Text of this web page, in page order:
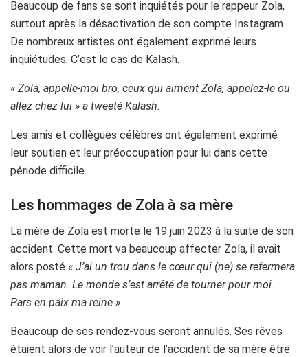
Beaucoup de fans se sont inquiétés pour le rappeur Zola,
surtout après la désactivation de son compte Instagram.
De nombreux artistes ont également exprimé leurs
inquiétudes. C’est le cas de Kalash.
« Zola, appelle-moi bro, ceux qui aiment Zola, appelez-le ou
allez chez lui » a tweeté Kalash.
Les amis et collègues célèbres ont également exprimé
leur soutien et leur préoccupation pour lui dans cette
période difficile.
Les hommages de Zola à sa mère
La mère de Zola est morte le 19 juin 2023 à la suite de son
accident. Cette mort va beaucoup affecter Zola, il avait
alors posté « J’ai un trou dans le cœur qui (ne) se refermera
pas maman. Le monde s’est arrêté de tourner pour moi.
Pars en paix ma reine ».
Beaucoup de ses rendez-vous seront annulés. Ses rêves
étaient alors de voir l’auteur de l’accident de sa mère être